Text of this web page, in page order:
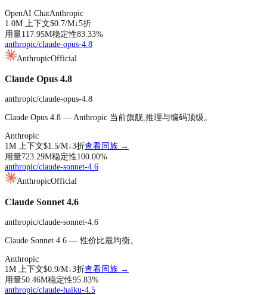
OpenAI ChatAnthropic
1.0M
上下文$0.7/M↓5折
用量117.95M稳定性83.33%
anthropic/claude-opus-4.8
AnthropicOfficial
Claude Opus 4.8
anthropic/claude-opus-4.8
Claude Opus 4.8 — Anthropic 当前旗舰,推理与编码顶级。
Anthropic
1M 上下文$1.5/M↓3折查看同族 →
用量723.29M稳定性100.00%
anthropic/claude-sonnet-4.6
AnthropicOfficial
Claude Sonnet 4.6
anthropic/claude-sonnet-4.6
Claude Sonnet 4.6 — 性价比最均衡。
Anthropic
1M 上下文$0.9/M↓3折查看同族 →
用量50.46M稳定性95.83%
anthropic/claude-haiku-4.5